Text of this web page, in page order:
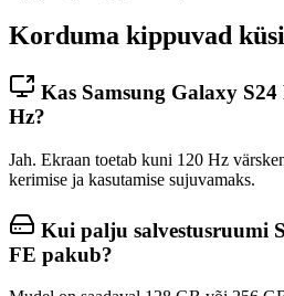
Korduma kippuvad
Kas Samsung Galaxy
Hz?
Jah. Ekraan toetab kuni 120 Hz
kerimise ja kasutamise sujuvamaks.
Kui palju salvestusruumi
FE pakub?